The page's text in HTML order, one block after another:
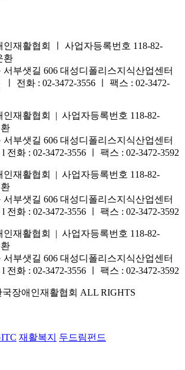
재활협회 ㅣ 사업자등록번호 118-82-
환
서부샛길 606 대성디폴리스지식산업센터
전화 : 02-3472-3556 ㅣ 팩스 : 02-3472-
인재활협회 | 사업자등록번호 118-82-
서부샛길 606 대성디폴리스지식산업센터
전화 : 02-3472-3556 ㅣ 팩스 : 02-3472-3592
인재활협회 | 사업자등록번호 118-82-
서부샛길 606 대성디폴리스지식산업센터
전화 : 02-3472-3556 ㅣ 팩스 : 02-3472-3592
인재활협회 | 사업자등록번호 118-82-
서부샛길 606 대성디폴리스지식산업센터
전화 : 02-3472-3556 ㅣ 팩스 : 02-3472-3592
장애인재활협회 ALL RIGHTS
재활복지 두드림펀드